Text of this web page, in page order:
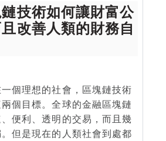
技術如何讓財富公
改善人類的財務自
個理想的社會，區塊鏈技術
個目標。全球的金融區塊鏈
便利、透明的交易，而且幾
但是現在的人類社會到處都